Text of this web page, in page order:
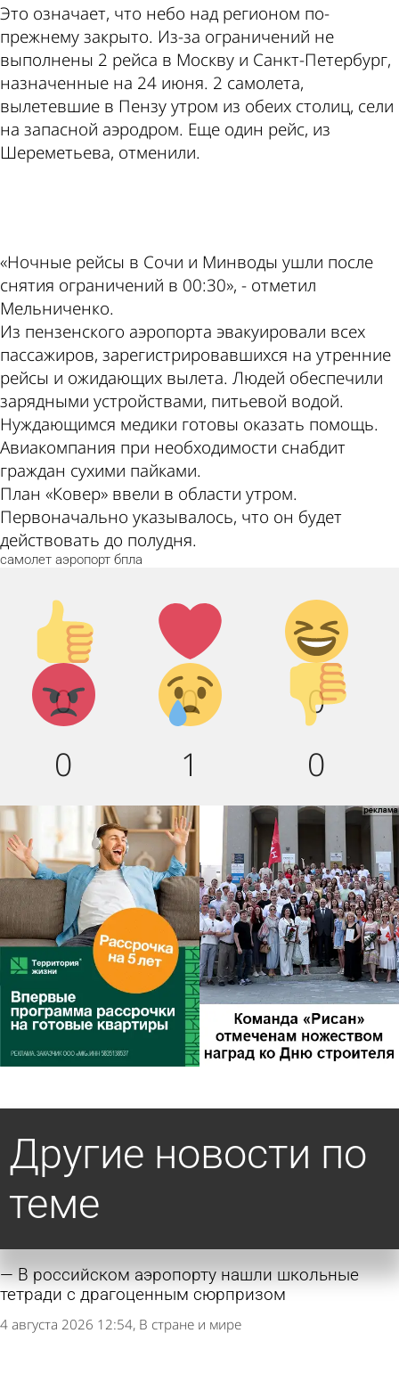
Это означает, что небо над регионом по-
прежнему закрыто. Из-за ограничений не
выполнены 2 рейса в Москву и Санкт-Петербург,
назначенные на 24 июня. 2 самолета,
вылетевшие в Пензу утром из обеих столиц, сели
на запасной аэродром. Еще один рейс, из
Шереметьева, отменили.
«Ночные рейсы в Сочи и Минводы ушли после
снятия ограничений в 00:30», - отметил
Мельниченко.
Из пензенского аэропорта эвакуировали всех
пассажиров, зарегистрировавшихся на утренние
рейсы и ожидающих вылета. Людей обеспечили
зарядными устройствами, питьевой водой.
Нуждающимся медики готовы оказать помощь.
Авиакомпания при необходимости снабдит
граждан сухими пайками.
План «Ковер» ввели в области утром.
Первоначально указывалось, что он будет
действовать до полудня.
самолет аэропорт бпла
Палец
вверх!
0
Лайк!
0
Дикий
смех!
0
Агрессия!
0
Грусть :
(
1
Палец
вниз!
0
Другие новости по
теме
В российском аэропорту нашли школьные
тетради с драгоценным сюрпризом
4 августа 2026 12:54 В стране и мире